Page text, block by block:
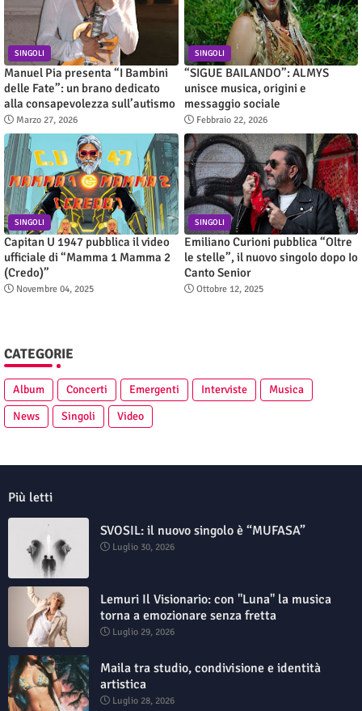
SINGOLI
Manuel Pia presenta “I Bambini
delle Fate”: un brano dedicato
alla consapevolezza sull’autismo
Marzo 27, 2026
SINGOLI
“SIGUE BAILANDO”: ALMYS
unisce musica, origini e
messaggio sociale
Febbraio 22, 2026
SINGOLI
Capitan U 1947 pubblica il video
ufficiale di “Mamma 1 Mamma 2
(Credo)”
Novembre 04, 2025
SINGOLI
Emiliano Curioni pubblica “Oltre
le stelle”, il nuovo singolo dopo Io
Canto Senior
Ottobre 12, 2025
CATEGORIE
Album Concerti Emergenti Interviste
Musica
News
Singoli Video
Più letti
SVOSIL: il nuovo singolo è “MUFASA”
Luglio 30, 2026
Lemuri Il Visionario: con "Luna" la musica
torna a emozionare senza fretta
Luglio 29, 2026
Maila tra studio, condivisione e identità
artistica
Luglio 28, 2026